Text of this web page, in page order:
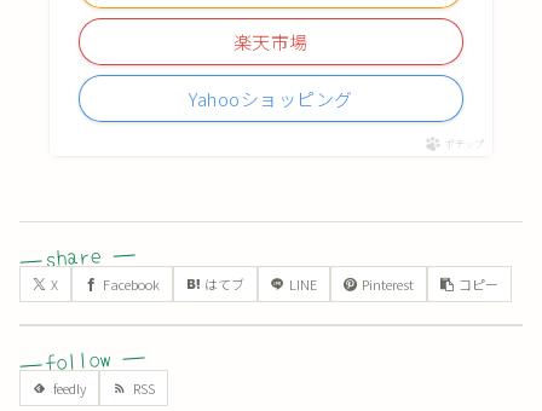
楽天市場
Yahooショッピング
ポチップ
X Facebook はてブ LINE Pinterest コピー